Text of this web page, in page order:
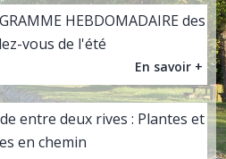
HEBDOMADAIRE des
vous de l'été
En savoir +
entre deux rives : Plantes et
en chemin